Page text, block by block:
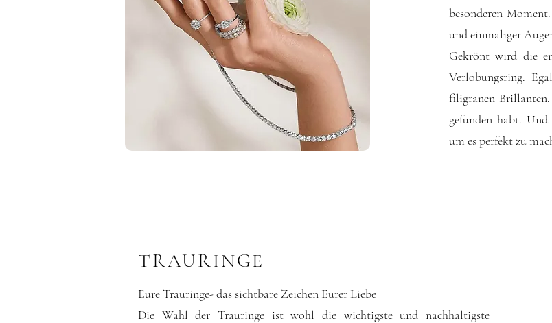
besonderen
und einmaliger
Gekrönt wird die
Verlobungsring.
filigranen
gefunden habt.
um es perfekt zu
TRAURINGE
Eure Trauringe- das sichtbare Zeichen Eurer Liebe
Die Wahl der Trauringe ist wohl die wichtigste und nachhaltigste